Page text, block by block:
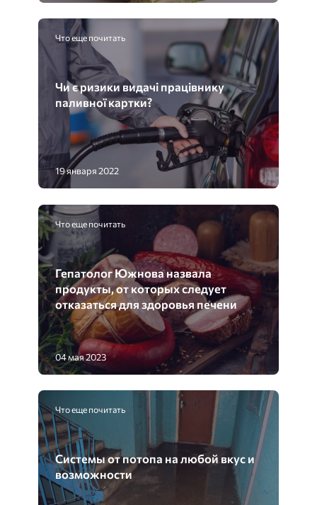
Что еще почитать
Чи є ризики видачі працівнику
паливної картки?
19 января 2022
Что еще почитать
Гепатолог Южнова назвала
продукты, от которых следует
отказаться для здоровья печени
04 мая 2023
Что еще почитать
Системы от потопа на любой вкус и
возможности